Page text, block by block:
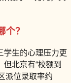
个？
学生的心理压力更
北京有“校额到
派位录取率约